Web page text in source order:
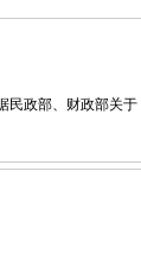
民政部、财政部关于